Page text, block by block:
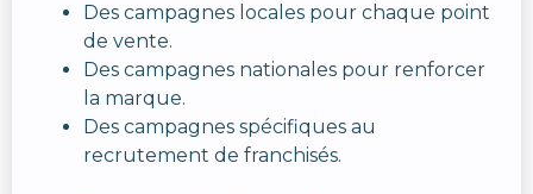
Des campagnes locales pour chaque point
de vente.
Des campagnes nationales pour renforcer
la marque.
Des campagnes spécifiques au
recrutement de franchisés.